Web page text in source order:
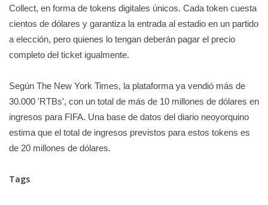
Collect, en forma de tokens digitales únicos. Cada token cuesta
cientos de dólares y garantiza la entrada al estadio en un partido
a elección, pero quienes lo tengan deberán pagar el precio
completo del ticket igualmente.
Según The New York Times, la plataforma ya vendió más de
30.000 'RTBs', con un total de más de 10 millones de dólares en
ingresos para FIFA. Una base de datos del diario neoyorquino
estima que el total de ingresos previstos para estos tokens es
de 20 millones de dólares.
Tags